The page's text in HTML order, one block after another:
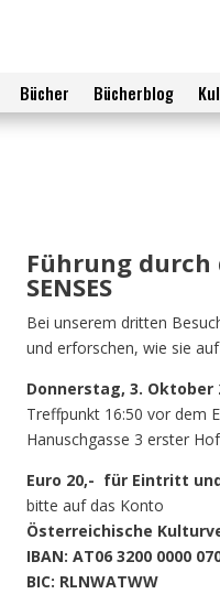
Bücher Bücherblog
Führung durch
SENSES
Bei unserem dritten
und erforschen, wie sie
Donnerstag, 3. Oktober
Treffpunkt 16:50 vor dem
Hanuschgasse 3 erster
Euro 20,- für Eintritt
bitte auf das Konto
Österreichische
IBAN: AT06 3200 0000
BIC: RLNWATWW